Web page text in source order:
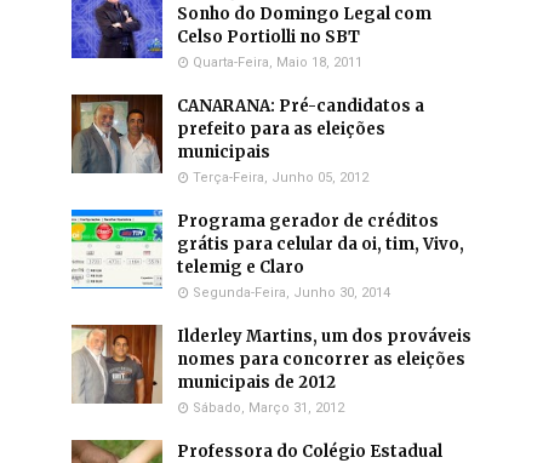
Sonho do Domingo Legal com
Celso Portiolli no SBT
Quarta-Feira, Maio 18, 2011
CANARANA: Pré-candidatos a
prefeito para as eleições
municipais
Terça-Feira, Junho 05, 2012
Programa gerador de créditos
grátis para celular da oi, tim, Vivo,
telemig e Claro
Segunda-Feira, Junho 30, 2014
Ilderley Martins, um dos prováveis
nomes para concorrer as eleições
municipais de 2012
Sábado, Março 31, 2012
Professora do Colégio Estadual